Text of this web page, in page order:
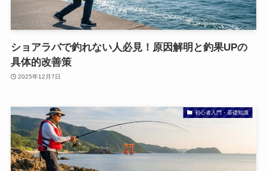
ショアラバで釣れない人必見！原因解明と釣果UPの
具体的改善策
2025年12月7日
初心者入門・基礎知識